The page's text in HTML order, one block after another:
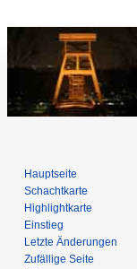
Hauptseite
Schachtkarte
Highlightkarte
Einstieg
Letzte Änderungen
Zufällige Seite